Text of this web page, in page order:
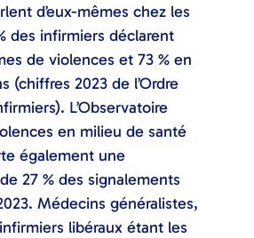
d’eux-mêmes chez les
des infirmiers déclarent
de violences et 73 % en
(chiffres 2023 de l’Ordre
L’Observatoire
en milieu de santé
également une
27 % des signalements
Médecins généralistes,
libéraux étant les